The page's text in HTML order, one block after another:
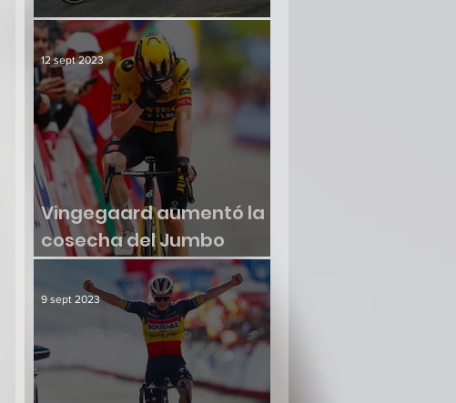
¿Hay crisis en el paraíso?
Vingegaard aumentó la
cosecha del Jumbo
Visma
12 sept 2023
9 sept 2023